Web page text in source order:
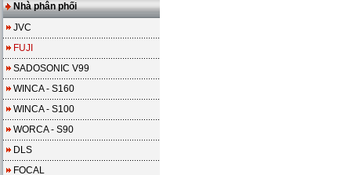
Nhà phân phối
JVC
FUJI
SADOSONIC V99
WINCA - S160
WINCA - S100
WORCA - S90
DLS
FOCAL